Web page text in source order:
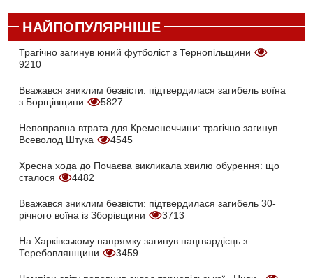
НАЙПОПУЛЯРНІШЕ
Трагічно загинув юний футболіст з Тернопільщини
9210
Вважався зниклим безвісти: підтвердилася загибель воїна
з Борщівщини
5827
Непоправна втрата для Кременеччини: трагічно загинув
Всеволод Штука
4545
Хресна хода до Почаєва викликала хвилю обурення: що
сталося
4482
Вважався зниклим безвісти: підтвердилася загибель 30-
річного воїна із Зборівщини
3713
На Харківському напрямку загинув нацгвардієць з
Теребовлянщини
3459